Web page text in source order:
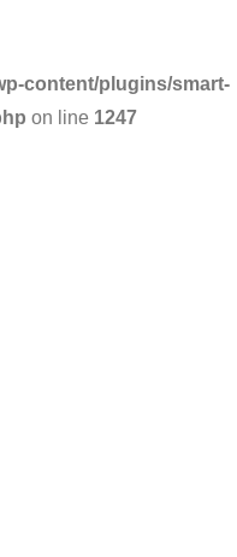
content/plugins/smart-
on line 1247